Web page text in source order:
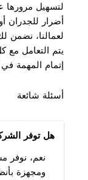
لتسهيل مرورها
أضرار للجدران
لعمالنا، نضمن
يتم التعامل مع
إتمام المهمة
أسئلة شائعة
هل توفر
نعم، نوفر
ومجهزة